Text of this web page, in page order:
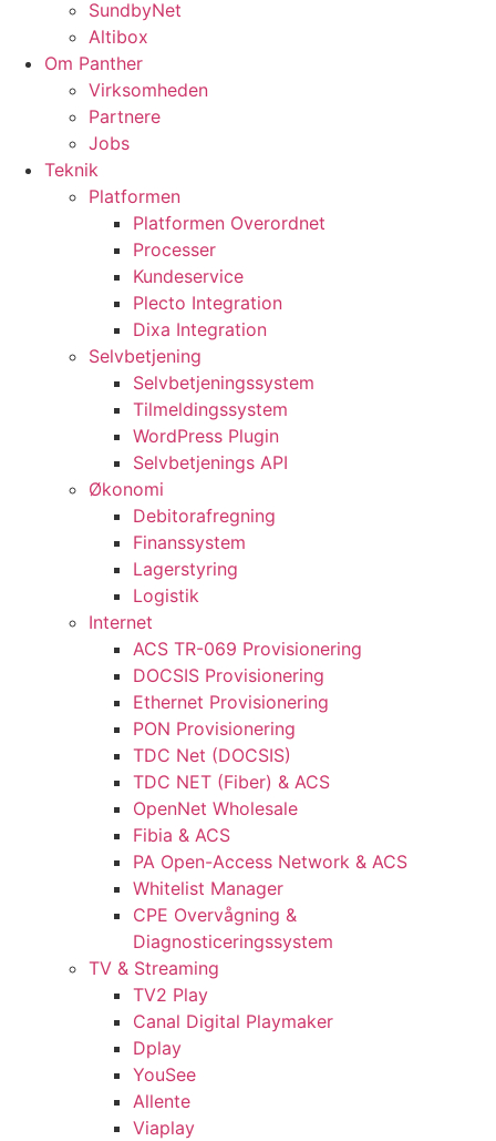
SundbyNet
Altibox
Om Panther
Virksomheden
Partnere
Jobs
Teknik
Platformen
Platformen Overordnet
Processer
Kundeservice
Plecto Integration
Dixa Integration
Selvbetjening
Selvbetjeningssystem
Tilmeldingssystem
WordPress Plugin
Selvbetjenings API
Økonomi
Debitorafregning
Finanssystem
Lagerstyring
Logistik
Internet
ACS TR-069 Provisionering
DOCSIS Provisionering
Ethernet Provisionering
PON Provisionering
TDC Net (DOCSIS)
TDC NET (Fiber) & ACS
OpenNet Wholesale
Fibia & ACS
PA Open-Access Network & ACS
Whitelist Manager
CPE Overvågning &
Diagnosticeringssystem
TV & Streaming
TV2 Play
Canal Digital Playmaker
Dplay
YouSee
Allente
Viaplay